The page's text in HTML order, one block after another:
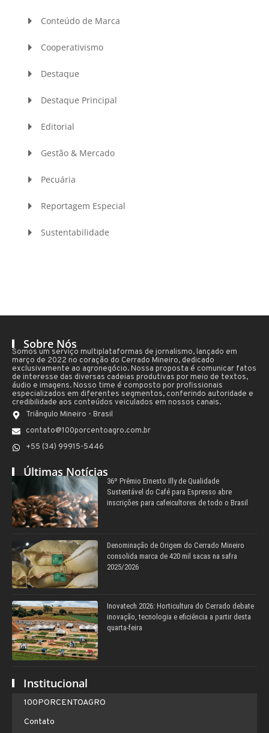
Conteúdo de Marca
Cooperativismo
Destaque
Destaque Principal
Editorial
Gestão & Mercado
Pecuária
Reportagem Especial
Sustentabilidade
Sobre Nós
Somos um serviço multiplataformas de jornalismo, lançado em
março de 2022 no coração do Cerrado Mineiro, dedicado
exclusivamente ao agronegócio. Nossa proposta é comunicar fatos
de interesse das diversas cadeias produtivas por meio de textos,
áudio e imagens. Nosso time é composto por profissionais
especializados em diferentes segmentos, conferindo autoridade e
credibilidade aos conteúdos veiculados em nossos canais.
Triângulo Mineiro - Brasil
contato@100porcentoagro.com.br
+55 (34) 99915-5446
Últimas Notícias
36º Prêmio Ernesto Illy de Qualidade
Sustentável do Café para Espresso abre
inscrições para cafeicultores de todo o Brasil
Denominação de Origem do Cerrado Mineiro
consolida marca de 420 mil sacas na safra
2025/2026
Inovatech 2026: Horticultura do Cerrado debate
inovação, tecnologia e eficiência a partir desta
quarta-feira
Institucional
100PORCENTOAGRO
Contato